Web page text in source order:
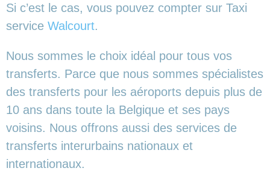
Si c’est le cas, vous pouvez compter sur Taxi
service Walcourt.
Nous sommes le choix idéal pour tous vos
transferts. Parce que nous sommes spécialistes
des transferts pour les aéroports depuis plus de
10 ans dans toute la Belgique et ses pays
voisins. Nous offrons aussi des services de
transferts interurbains nationaux et
internationaux.